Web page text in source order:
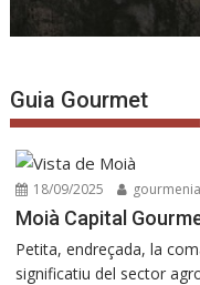
Guia Gourmet
18/09/2025
Moià Capital
Petita, endreçada, la
significatiu del sector